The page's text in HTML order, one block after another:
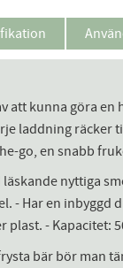
att kunna göra
laddning räcker
go, en snabb
nyttiga
- Har en
plast. - Kapacitet:
bär bör man